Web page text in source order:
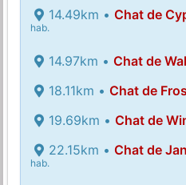
14.49km • Chat de
hab.
14.97km • Chat de
18.11km • Chat de
19.69km • Chat de
22.15km • Chat de
hab.